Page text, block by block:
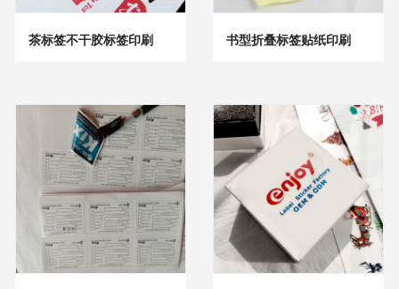
茶标签不干胶标签印刷 书型折叠标签贴纸印刷